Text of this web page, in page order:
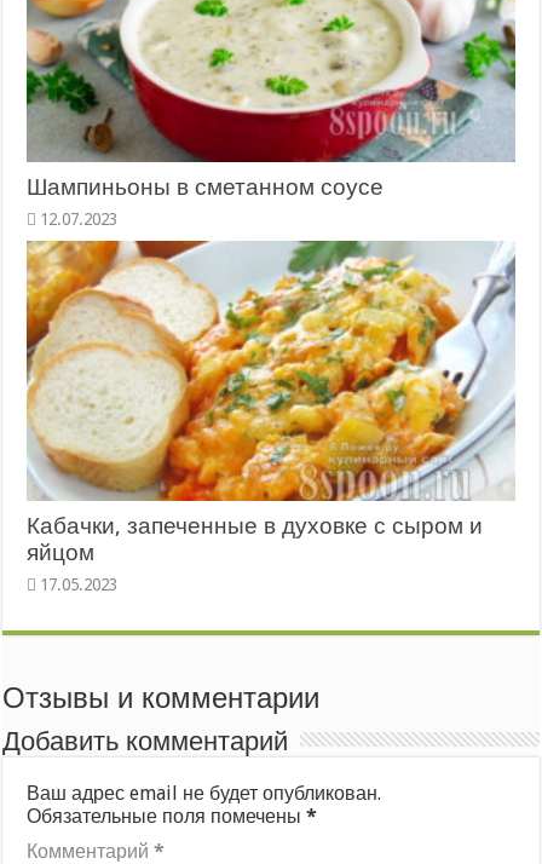
Шампиньоны в сметанном соусе
Кабачки, запеченные в духовке с сыром и
яйцом
Отзывы и комментарии
Добавить комментарий
Ваш адрес email не будет опубликован.
Обязательные поля помечены*
Комментарий*